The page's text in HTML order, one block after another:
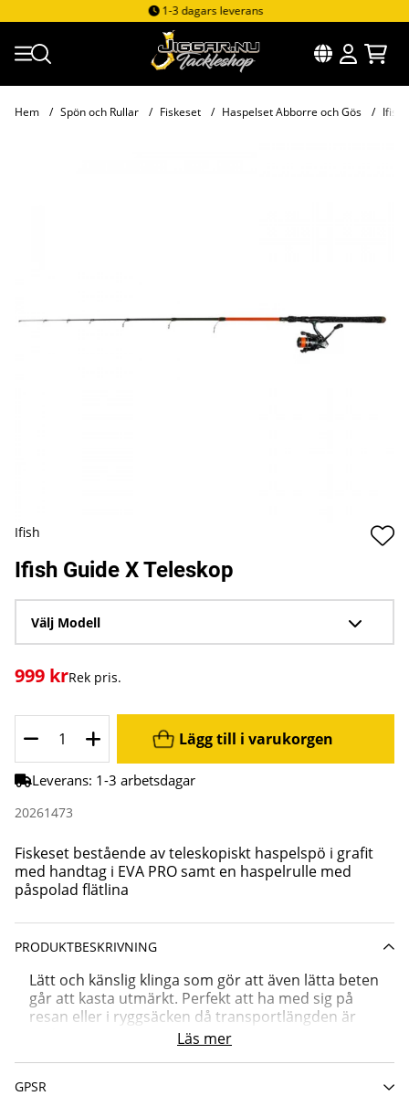
1-3 dagars leverans
Hem Spön och Rullar Fiskeset Haspelset Abborre och Gös Ifish
Ifish
Ifish Guide X Teleskop
Fiskeset bestående av teleskopiskt haspelspö i grafit
med handtag i EVA PRO samt en haspelrulle med
påspolad flätlina
999 krRek pris.
Välj Modell
Lägg till i varukorgen
Leverans: 1-3 arbetsdagar
20261473
PRODUKTBESKRIVNING
Lätt och känslig klinga som gör att även lätta beten
går att kasta utmärkt. Perfekt att ha med sig på
resan eller i ryggsäcken då transportlängden är
Läs mer
GPSR